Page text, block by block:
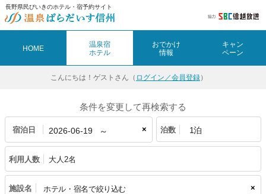
長野県民びいきのホテル・宿予約サイト
HOME
温泉宿
ホテル
おでかけ
情報
キャン
ペーン
こんにちは！ ゲストさん（ ログイン／会員登録）
条件を変更して再検索する
宿泊日 × 泊数
利用人数 大人2名
施設名 ×